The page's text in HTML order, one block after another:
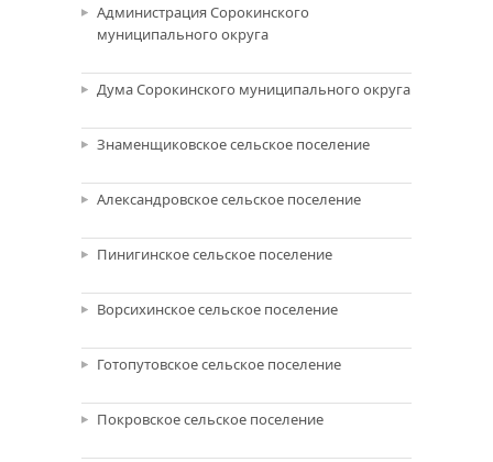
Администрация Сорокинского
муниципального округа
Дума Сорокинского муниципального округа
Знаменщиковское сельское поселение
Александровское сельское поселение
Пинигинское сельское поселение
Ворсихинское сельское поселение
Готопутовское сельское поселение
Покровское сельское поселение